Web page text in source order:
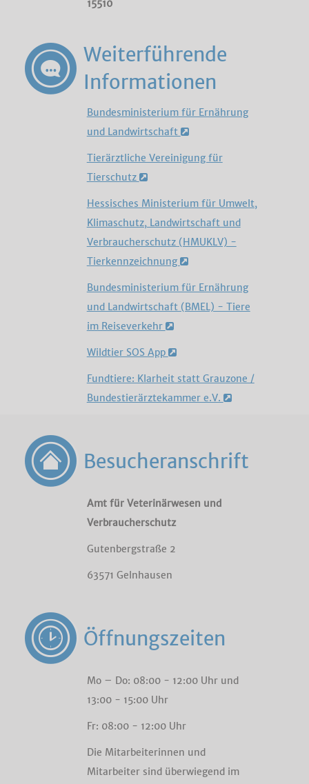
15510
Weiterführende
Informationen
Bundesministerium für Ernährung
und Landwirtschaft
Tierärztliche Vereinigung für
Tierschutz
Hessisches Ministerium für Umwelt,
Klimaschutz, Landwirtschaft und
Verbraucherschutz (HMUKLV) -
Tierkennzeichnung
Bundesministerium für Ernährung
und Landwirtschaft (BMEL) - Tiere
im Reiseverkehr
Wildtier SOS App
Fundtiere: Klarheit statt Grauzone /
Bundestierärztekammer e.V.
Besucheranschrift
Amt für Veterinärwesen und
Verbraucherschutz
Gutenbergstraße 2
63571 Gelnhausen
Öffnungszeiten
Mo – Do: 08:00 - 12:00 Uhr und
13:00 - 15:00 Uhr
Fr: 08:00 - 12:00 Uhr
Die Mitarbeiterinnen und
Mitarbeiter sind überwiegend im